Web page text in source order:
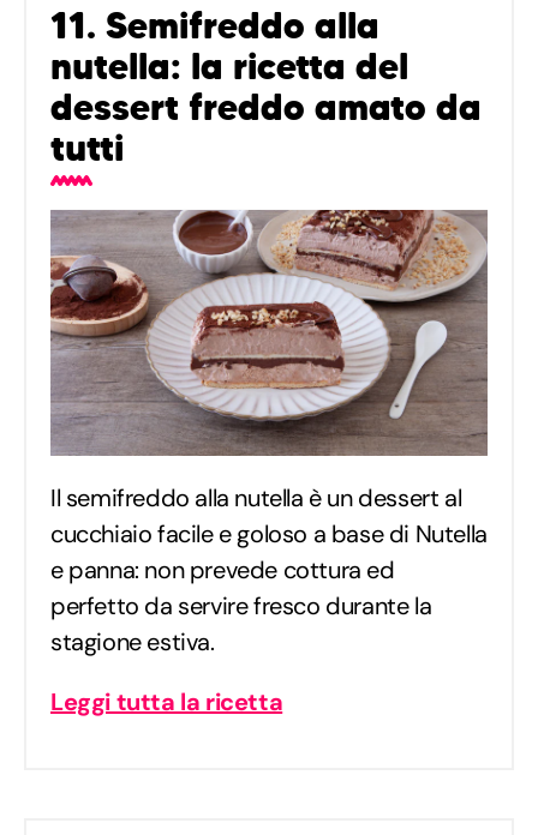
11. Semifreddo alla
nutella: la ricetta del
dessert freddo amato da
tutti
Il semifreddo alla nutella è un dessert al
cucchiaio facile e goloso a base di Nutella
e panna: non prevede cottura ed
perfetto da servire fresco durante la
stagione estiva.
Leggi tutta la ricetta